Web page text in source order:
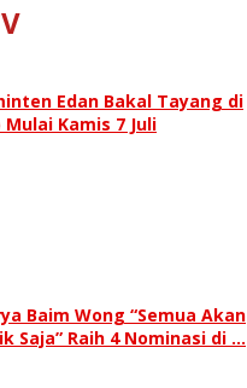
Edan Bakal Tayang di
Mulai Kamis 7 Juli
Baim Wong “Semua Akan
Saja” Raih 4 Nominasi di …